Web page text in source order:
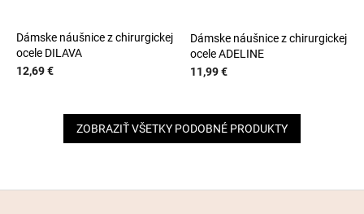
Dámske náušnice z chirurgickej
ocele DILAVA
12,69 €
Dámske náušnice z chirurgickej
ocele ADELINE
11,99 €
ZOBRAZIŤ VŠETKY PODOBNÉ PRODUKTY